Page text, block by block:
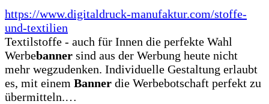
https://www.digitaldruck-manufaktur.com/stoffe-
und-textilien
Textilstoffe - auch für Innen die perfekte Wahl
Werbebanner sind aus der Werbung heute nicht
mehr wegzudenken. Individuelle Gestaltung erlaubt
es, mit einem Banner die Werbebotschaft perfekt zu
übermitteln.…